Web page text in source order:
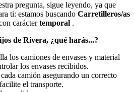
pregunta, sigue leyendo, ya que
ti: estamos buscando Carretilleros/as
caráctertemporal .
de Rivera, ¿qué harás...?
los camiones de envases y material
los envases recibidos.
camión asegurando un correcto
el transporte.